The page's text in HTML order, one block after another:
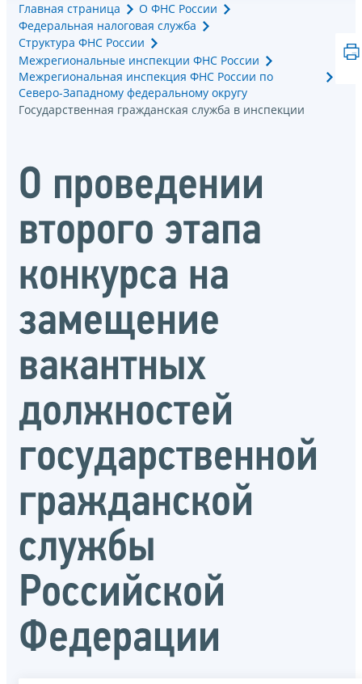
Главная страница
О ФНС России
Федеральная налоговая служба
Структура ФНС России
Межрегиональные инспекции ФНС России
Межрегиональная инспекция ФНС России по
Северо-Западному федеральному округу
Государственная гражданская служба в инспекции
О проведении
второго этапа
конкурса на
замещение
вакантных
должностей
государственной
гражданской
службы
Российской
Федерации